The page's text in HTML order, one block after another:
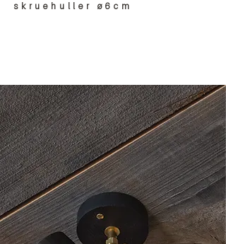
skruehuller ø6cm